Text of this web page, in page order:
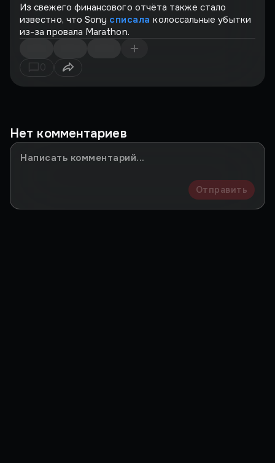
Из свежего финансового отчёта также стало
известно, что Sony списалаколоссальные убытки
из-за провала Marathon.
0
Нет комментариев
Отправить